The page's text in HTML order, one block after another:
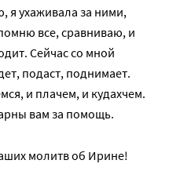
я ухаживала за ними,
все, сравниваю, и
Сейчас со мной
подаст, поднимает.
и плачем, и кудахчем.
вам за помощь.
молитв об Ирине!